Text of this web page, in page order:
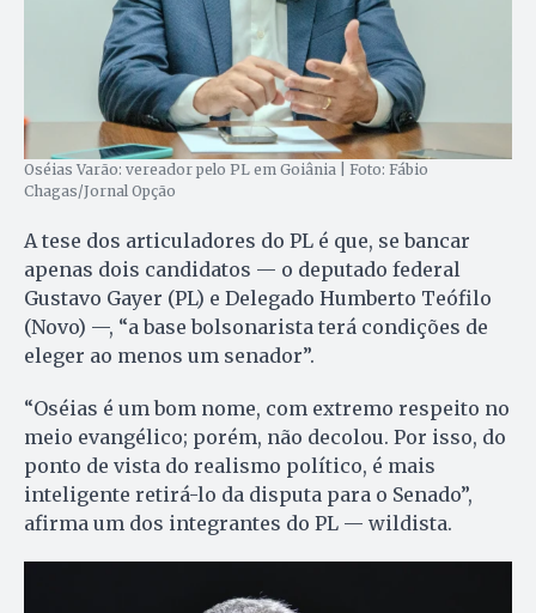
Oséias Varão: vereador pelo PL em Goiânia | Foto: Fábio
Chagas/Jornal Opção
A tese dos articuladores do PL é que, se bancar
apenas dois candidatos — o deputado federal
Gustavo Gayer (PL) e Delegado Humberto Teófilo
(Novo) —, “a base bolsonarista terá condições de
eleger ao menos um senador”.
“Oséias é um bom nome, com extremo respeito no
meio evangélico; porém, não decolou. Por isso, do
ponto de vista do realismo político, é mais
inteligente retirá-lo da disputa para o Senado”,
afirma um dos integrantes do PL — wildista.